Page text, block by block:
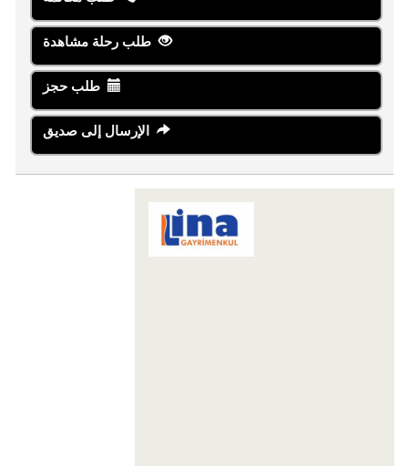
طلب رحلة مشاهدة
طلب حجز
الإرسال إلى صديق